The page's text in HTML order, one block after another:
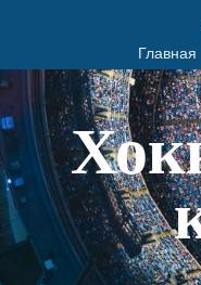
Главная